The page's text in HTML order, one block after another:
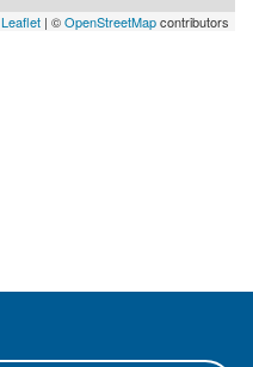
Leaflet | ©OpenStreetMapcontributors